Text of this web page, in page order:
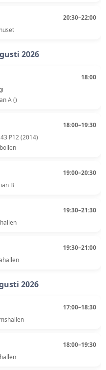
20:30–22:00
2026
18:00
A ()
18:00–19:30
P12 (2014)
19:00–20:30
B
19:30–21:30
19:30–21:00
2026
17:00–18:30
18:00–19:30